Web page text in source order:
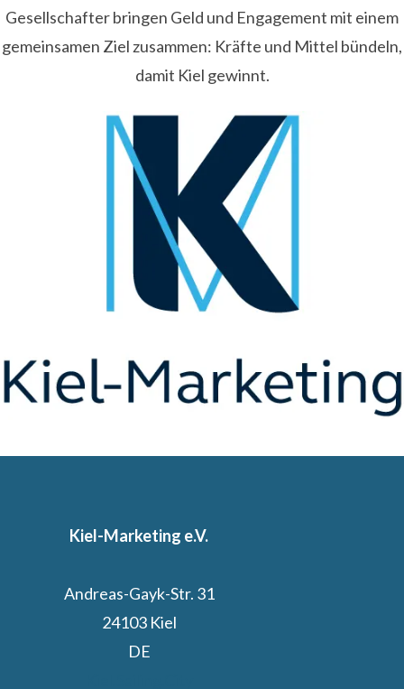
Gesellschafter bringen Geld und Engagement mit einem
gemeinsamen Ziel zusammen: Kräfte und Mittel bündeln,
damit Kiel gewinnt.
Kiel-Marketing e.V.
Andreas-Gayk-Str. 31
24103 Kiel
DE